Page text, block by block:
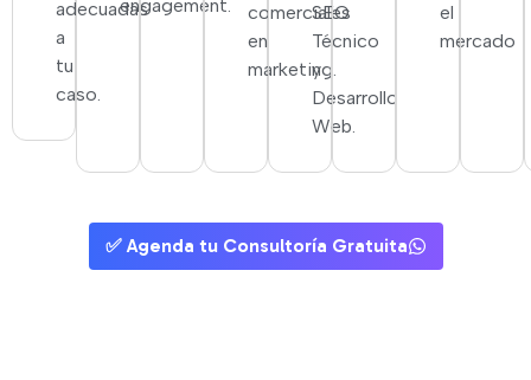
adecuadas
a
tu
caso.
engagement.
comerciales
en
marketing.
SEO
Técnico
y
Desarrollo
Web.
el
mercado
✅ Agenda tu Consultoría Gratuita